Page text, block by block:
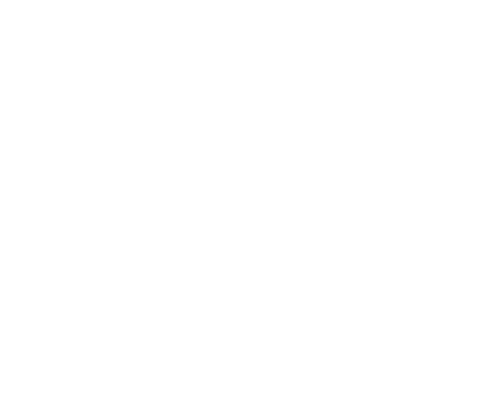
paturi single sau
cei mici, cu siguranta stii ca un somn lung si odihnitor are o
poti alege dintre modelele care ofera protectie impotriva